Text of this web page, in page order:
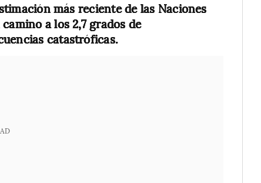
más reciente de las Naciones
a los 2,7 grados de
catastróficas.